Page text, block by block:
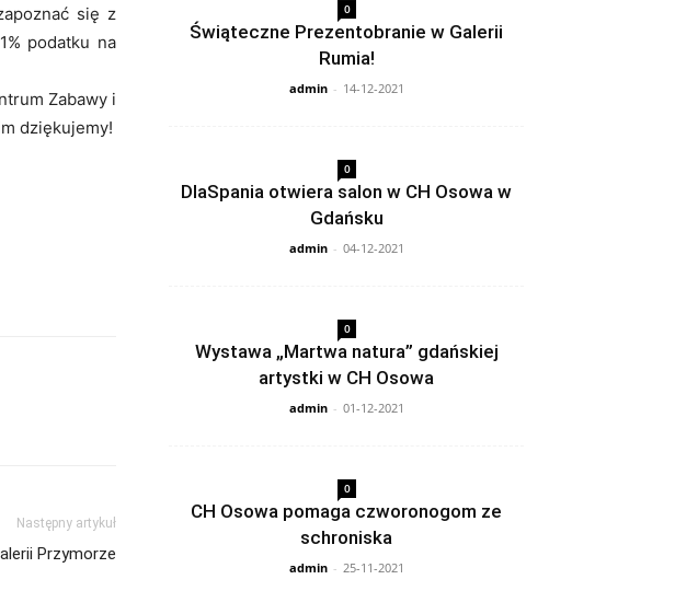
się z
podatku na
Zabawy i
dziękujemy!
Następny artykuł
Przymorze
0
Świąteczne Prezentobranie w Galerii
Rumia!
admin - 14-12-2021
0
DlaSpania otwiera salon w CH Osowa w
Gdańsku
admin - 04-12-2021
0
Wystawa „Martwa natura” gdańskiej
artystki w CH Osowa
admin - 01-12-2021
0
CH Osowa pomaga czworonogom ze
schroniska
admin - 25-11-2021